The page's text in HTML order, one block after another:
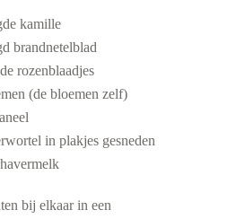
kamille
brandnetelblad
rozenblaadjes
(de bloemen zelf)
in plakjes gesneden
bij elkaar in een